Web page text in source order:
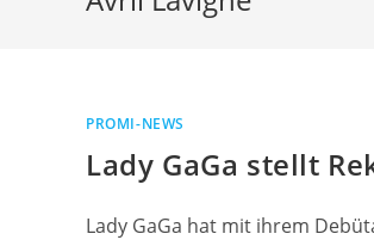
PROMI-NEWS
Lady GaGa stellt
Lady GaGa hat mit ihrem